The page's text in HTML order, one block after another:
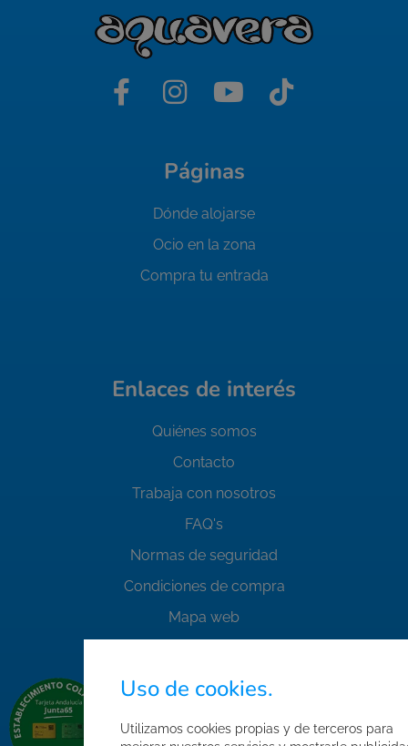
Páginas
Dónde alojarse
Ocio en la zona
Compra tu entrada
Enlaces de interés
Quiénes somos
Contacto
Trabaja con nosotros
FAQ's
Normas de seguridad
Condiciones de compra
Mapa web
Uso de cookies.
Utilizamos cookies propias y de terceros para